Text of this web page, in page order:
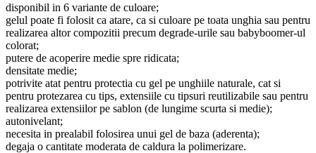
disponibil in 6 variante de culoare;
gelul poate fi folosit ca atare, ca si culoare pe toata unghia sau pentru
realizarea altor compozitii precum degrade-urile sau babyboomer-ul
colorat;
putere de acoperire medie spre ridicata;
densitate medie;
potrivite atat pentru protectia cu gel pe unghiile naturale, cat si
pentru protezarea cu tips, extensiile cu tipsuri reutilizabile sau pentru
realizarea extensiilor pe sablon (de lungime scurta si medie);
autonivelant;
necesita in prealabil folosirea unui gel de baza (aderenta);
degaja o cantitate moderata de caldura la polimerizare.